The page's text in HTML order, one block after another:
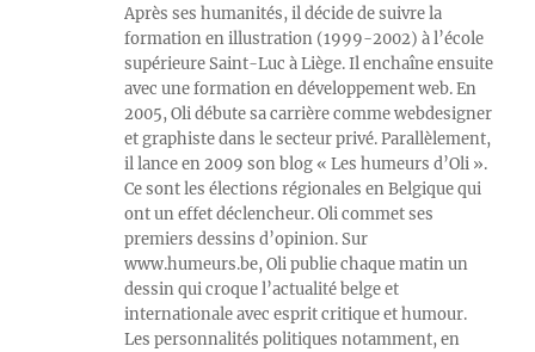
Après ses humanités, il décide de suivre la
formation en illustration (1999-2002) à l’école
supérieure Saint-Luc à Liège. Il enchaîne ensuite
avec une formation en développement web. En
2005, Oli débute sa carrière comme webdesigner
et graphiste dans le secteur privé. Parallèlement,
il lance en 2009 son blog « Les humeurs d’Oli ».
Ce sont les élections régionales en Belgique qui
ont un effet déclencheur. Oli commet ses
premiers dessins d’opinion. Sur
www.humeurs.be, Oli publie chaque matin un
dessin qui croque l’actualité belge et
internationale avec esprit critique et humour.
Les personnalités politiques notamment, en